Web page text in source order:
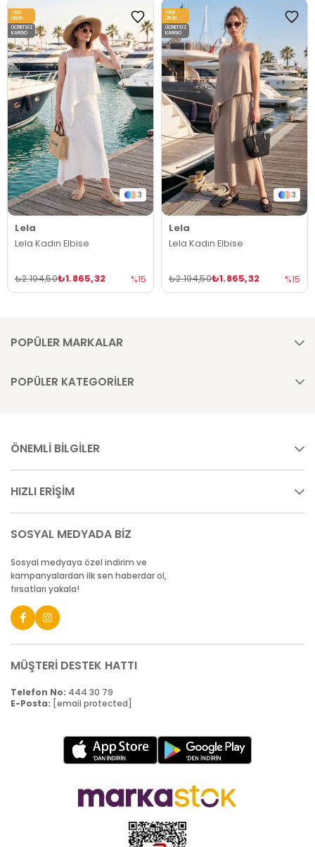
3
Lela
Lela Kadın Elbise
₺1.865,32
₺2.194,50 %15
YENI
ÜRÜN
ÜCRETSIZ
KARGO
3
Lela
Lela Kadın Elbise
₺1.865,32
₺2.194,50 %15
YENI
ÜRÜN
ÜCRETSIZ
KARGO
POPÜLER MARKALAR
POPÜLER KATEGORİLER
ÖNEMLİ BİLGİLER
HIZLI ERİŞİM
SOSYAL MEDYADA BİZ
Sosyal medyaya özel indirim ve
kampanyalardan ilk sen haberdar ol,
fırsatları yakala!
MÜŞTERİ DESTEK HATTI
Telefon No: 444 30 79
E-Posta: [email protected]